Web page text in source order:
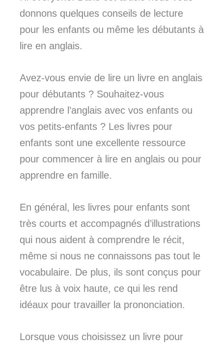
donnons quelques conseils de lecture
pour les enfants ou même les débutants à
lire en anglais.
Avez-vous envie de lire un livre en anglais
pour débutants ? Souhaitez-vous
apprendre l’anglais avec vos enfants ou
vos petits-enfants ? Les livres pour
enfants sont une excellente ressource
pour commencer à lire en anglais ou pour
apprendre en famille.
En général, les livres pour enfants sont
très courts et accompagnés d’illustrations
qui nous aident à comprendre le récit,
même si nous ne connaissons pas tout le
vocabulaire. De plus, ils sont conçus pour
être lus à voix haute, ce qui les rend
idéaux pour travailler la prononciation.
Lorsque vous choisissez un livre pour